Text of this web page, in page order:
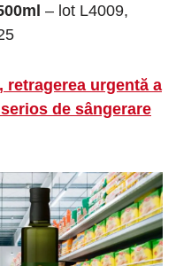
– lot L4009,
retragerea urgentă a
de sângerare